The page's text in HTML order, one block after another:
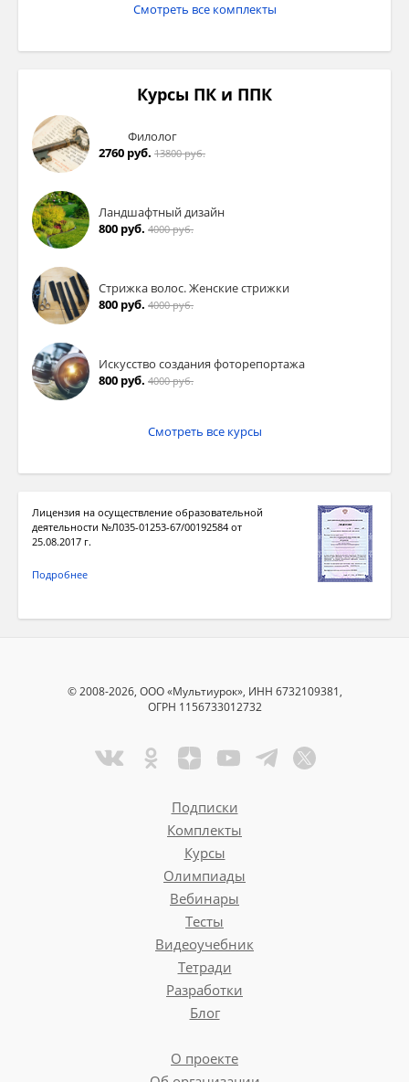
Смотреть все комплекты
Курсы ПК и ППК
Филолог
2760 руб. 13800 руб.
Ландшафтный дизайн
800 руб. 4000 руб.
Стрижка волос. Женские стрижки
800 руб. 4000 руб.
Искусство создания фоторепортажа
800 руб. 4000 руб.
Смотреть все курсы
Лицензия на осуществление образовательной
деятельности №Л035-01253-67/00192584 от
25.08.2017 г.
Подробнее
© 2008-2026, ООО «Мультиурок», ИНН 6732109381,
ОГРН 1156733012732
Подписки
Комплекты
Курсы
Олимпиады
Вебинары
Тесты
Видеоучебник
Тетради
Разработки
Блог
О проекте